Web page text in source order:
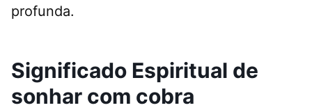
profunda.
Significado Espiritual de
sonhar com cobra